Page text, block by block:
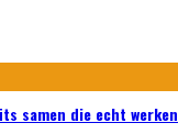
samen die echt werken